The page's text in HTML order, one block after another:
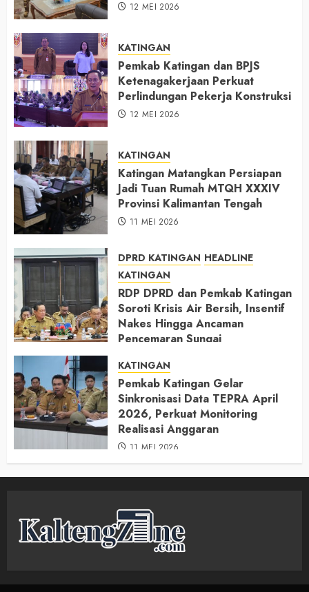
12 MEI 2026
KATINGAN
Pemkab Katingan dan BPJS
Ketenagakerjaan Perkuat
Perlindungan Pekerja Konstruksi
12 MEI 2026
KATINGAN
Katingan Matangkan Persiapan
Jadi Tuan Rumah MTQH XXXIV
Provinsi Kalimantan Tengah
11 MEI 2026
DPRD KATINGAN HEADLINE
KATINGAN
RDP DPRD dan Pemkab Katingan
Soroti Krisis Air Bersih, Insentif
Nakes Hingga Ancaman
Pencemaran Sungai
KATINGAN
Pemkab Katingan Gelar
Sinkronisasi Data TEPRA April
2026, Perkuat Monitoring
Realisasi Anggaran
11 MEI 2026